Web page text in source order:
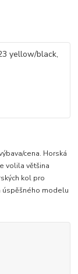
cena. Horská
volila většina
kol pro
úspěšného modelu